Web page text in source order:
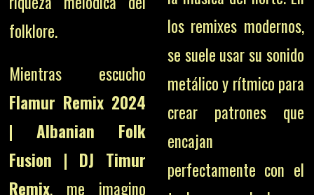
folklore.
Mientras escucho
Flamur Remix 2024
| Albanian Folk
Fusion | DJ Timur
Remix, me imagino
los remixes modernos,
se suele usar su sonido
metálico y rítmico para
crear patrones que
encajan
perfectamente con el